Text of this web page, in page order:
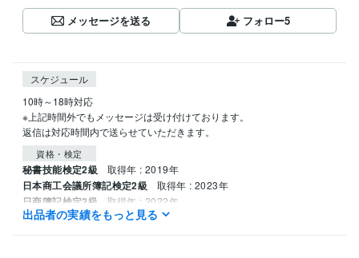
メッセージを送る フォロー5
スケジュール
10時～18時対応
※上記時間外でもメッセージは受け付けております。
返信は対応時間内で送らせていただきます。
資格・検定
秘書技能検定2級 取得年 : 2019年
日本商工会議所簿記検定2級 取得年 : 2023年
日商簿記検定2級 取得年 : 2022年
秘書技能検定2級 取得年 : 2018年
出品者の実績をもっと見る